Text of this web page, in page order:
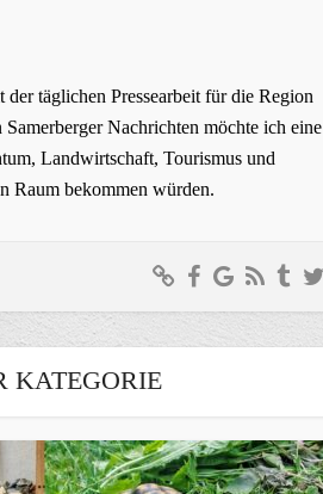
täglichen Pressearbeit für die Region
Nachrichten möchte ich eine
Landwirtschaft, Tourismus und
Raum bekommen würden.
KATEGORIE